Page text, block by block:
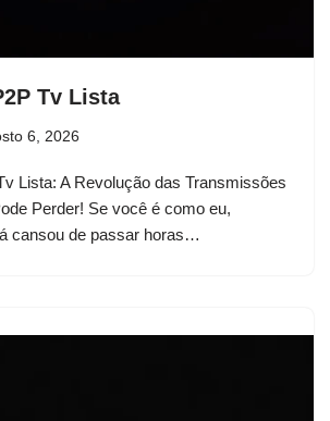
Tv Lista
6, 2026
Lista: A Revolução das Transmissões
Perder! Se você é como eu,
cansou de passar horas…